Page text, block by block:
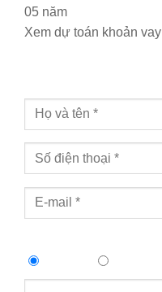
05 năm
Xem dự toán khoản vay